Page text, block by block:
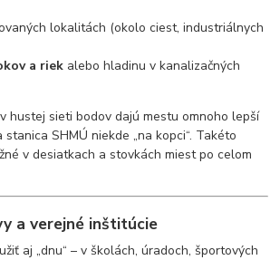
lokalitách (okolo ciest, industriálnych
a riek alebo hladinu v kanalizačných
hustej sieti bodov dajú mestu omnoho lepší
SHMÚ niekde „na kopci“. Takéto
v desiatkach a stovkách miest po celom
a verejné inštitúcie
aj „dnu“ – v školách, úradoch, športových